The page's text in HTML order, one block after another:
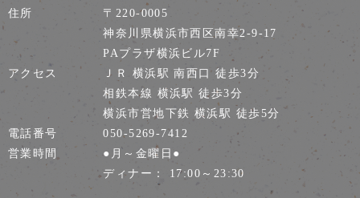
住所
〒220-0005
神奈川県横浜市西区南幸2-9-17
PAプラザ横浜ビル7F
アクセス
ＪＲ 横浜駅 南西口 徒歩3分
相鉄本線 横浜駅 徒歩3分
横浜市営地下鉄 横浜駅 徒歩5分
電話番号
050-5269-7412
営業時間
●月～金曜日●
ディナー： 17:00～23:30